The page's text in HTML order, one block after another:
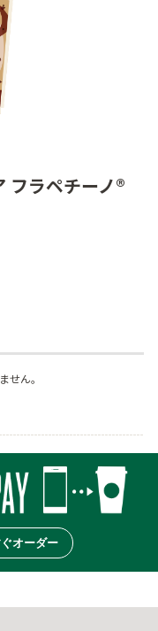
フラペチーノ®
せん。
オーダー